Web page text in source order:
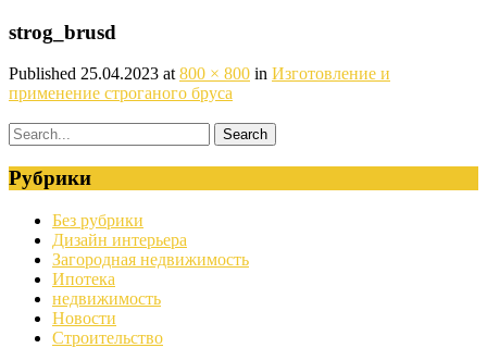
strog_brusd
Published 25.04.2023 at 800 × 800 in Изготовление и
применение строганого бруса
Рубрики
Без рубрики
Дизайн интерьера
Загородная недвижимость
Ипотека
недвижимость
Новости
Строительство